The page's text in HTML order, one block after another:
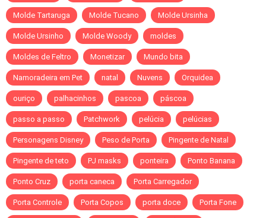
Molde Tartaruga Molde Tucano Molde Ursinha
Molde Ursinho Molde Woody moldes
Moldes de Feltro Monetizar Mundo bita
Namoradeira em Pet natal Nuvens Orquidea
ouriço palhacinhos pascoa páscoa
passo a passo Patchwork pelúcia pelúcias
Personagens Disney Peso de Porta Pingente de Natal
Pingente de teto PJ masks ponteira Ponto Banana
Ponto Cruz porta caneca Porta Carregador
Porta Controle Porta Copos porta doce Porta Fone